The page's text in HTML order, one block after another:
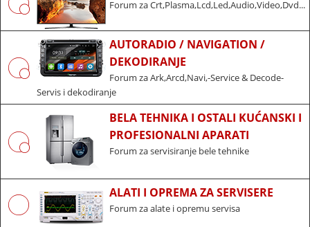
Forum za Crt,Plasma,Lcd,Led,Audio,Video,Dvd...
AUTORADIO / NAVIGATION /
DEKODIRANJE
Forum za Ark,Arcd,Navi,-Service & Decode-
Servis i dekodiranje
BELA TEHNIKA I OSTALI KUĆANSKI I
PROFESIONALNI APARATI
Forum za servisiranje bele tehnike
ALATI I OPREMA ZA SERVISERE
Forum za alate i opremu servisa